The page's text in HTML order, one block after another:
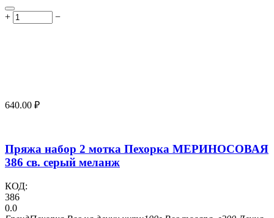
+ −
640.00 ₽
Пряжа набор 2 мотка Пехорка МЕРИНОСОВАЯ
386 св. серый меланж
КОД:
386
0.0